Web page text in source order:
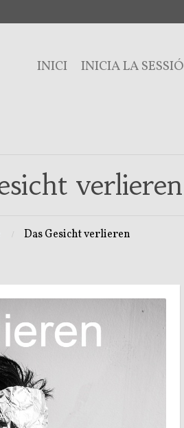
INICI INICIA LA SESSIÓ
verlieren
Das Gesicht verlieren